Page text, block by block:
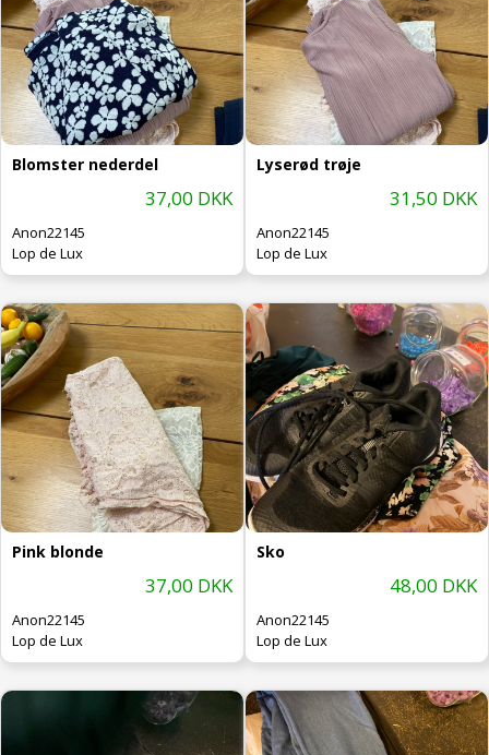
Blomster nederdel
37,00 DKK
Anon22145
Lop de Lux
Lyserød trøje
31,50 DKK
Anon22145
Lop de Lux
Pink blonde
37,00 DKK
Anon22145
Lop de Lux
Sko
48,00 DKK
Anon22145
Lop de Lux